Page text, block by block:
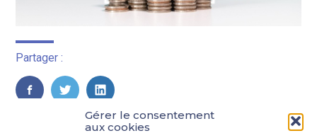
Gérer le consentement
aux cookies
Partager :
FaceBook
TwitterLinkedIn